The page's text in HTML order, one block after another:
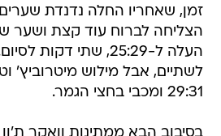
זמן, שאחריו החלה נדנדת
הצליחה לברוח עוד קצת ושער
העלה ל-25:29, שתי דקות
לשתיים, אבל מילוש מיטרוביץ'
29:31 ומכבי בחצי הגמר.